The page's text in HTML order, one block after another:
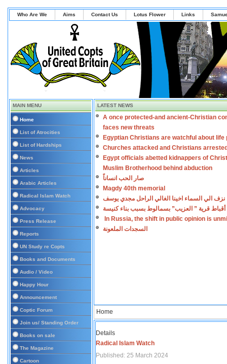
Who Are We Aims Contact Us Lotus Flower Links
MAIN MENU
Home
List of Atrocities
List of Hardships
News
Articles
Arabic Articles
Radical Islam Watch
Advocacy
Press Release
Reports
UN Study re Copts
Books and Documents
Audio / Video
Happy Hour
Announcement
Coptic Forum
Join us/ Standing Order
Books on sale
The Magazine
Cartoon
LATEST NEWS
A once protected-and ancient-Christian
faces new threats
Egyptian Christians are watchful about life
Churches attacked and Christians
Egypt officials abetted kidnappers of
Muslim Brotherhood behind abduction
صار الحب انساناً
Magdy 40th memorial
نزف الي السماء اخينا الغالي الراحل مجدي يوسف
أقباط قرية ” العزيب” بسمالوط بسبب بناء كنيسة
In Russia, the shift in public opinion is
السجدات الملعونة
Home
Details
Radical Islam Watch
Published: 25 March 2024